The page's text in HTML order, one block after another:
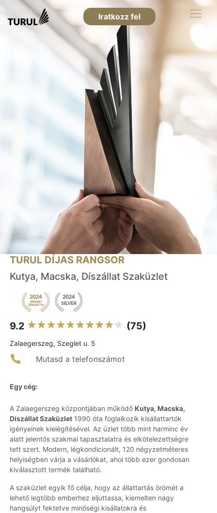
Iratkozz fel
TURUL DÍJAS RANGSOR
Kutya, Macska, Díszállat Szaküzlet
9.2 (75)
Zalaegerszeg, Szeglet u. 5
Mutasd a telefonszámot
Egy cég:
A Zalaegerszeg központjában működő Kutya, Macska,
Díszállat Szaküzlet 1990 óta foglalkozik kisállattartók
igényeinek kielégítésével. Az üzlet több mint harminc év
alatt jelentős szakmai tapasztalatra és elkötelezettségre
tett szert. Modern, légkondicionált, 120 négyzetméteres
helyiségben várja a vásárlókat, ahol több ezer gondosan
kiválasztott termék található.
A szaküzlet egyik fő célja, hogy az állattartás örömét a
lehető legtöbb emberhez eljuttassa, kiemelten nagy
hangsúlyt fektetve minőségi kisállatokra és